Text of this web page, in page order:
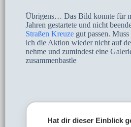
Übrigens… Das Bild konnte für
Jahren gestartete und nicht
Straßen Kreuze gut passen.
ich die Aktion wieder nicht auf
nehme und zumindest eine
zusammenbastle
Hat dir dieser Einblick